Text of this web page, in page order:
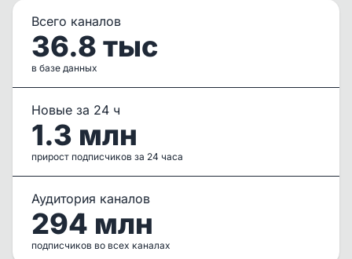
Всего каналов
36.8 тыс
в базе данных
Новые за 24 ч
1.3 млн
прирост подписчиков за 24 часа
Аудитория каналов
294 млн
подписчиков во всех каналах